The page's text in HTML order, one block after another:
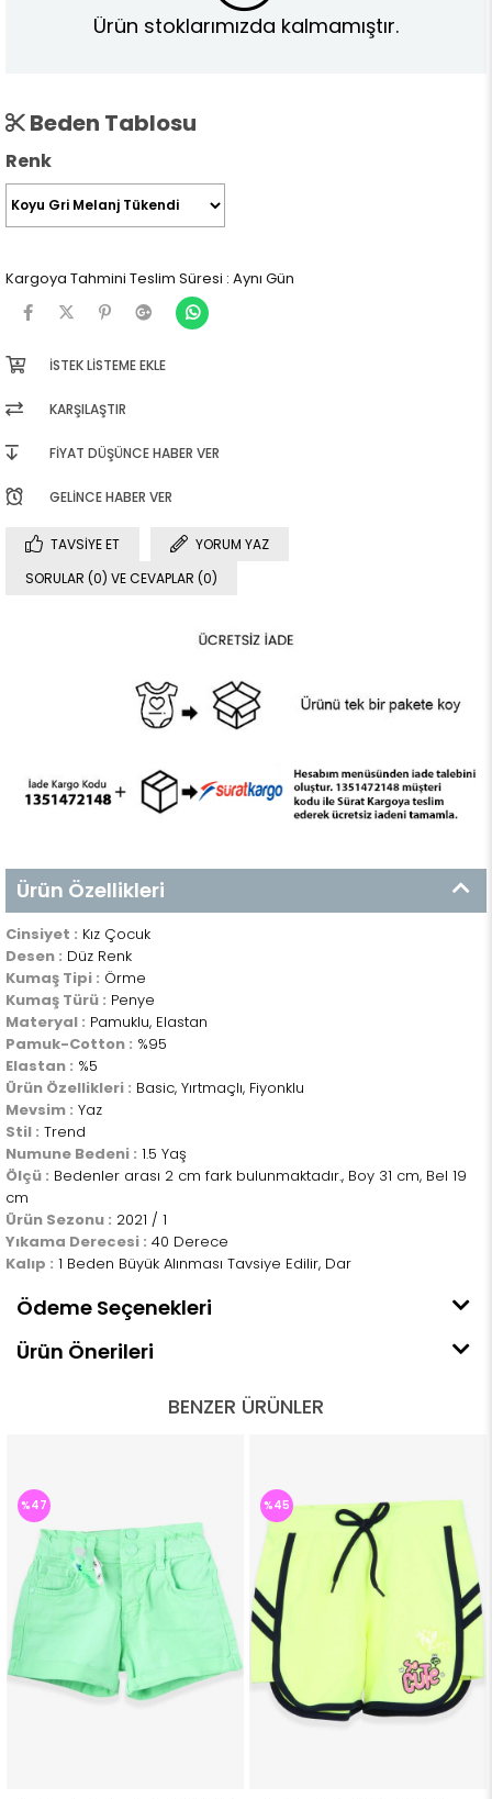
Ürün stoklarımızda kalmamıştır.
Beden Tablosu
Renk
Kargoya Tahmini Teslim Süresi : Aynı Gün
İSTEK LISTEME EKLE
KARŞILAŞTIR
FIYAT DÜŞÜNCE HABER VER
GELINCE HABER VER
TAVSIYE ET
YORUM YAZ
SORULAR (0) VE CEVAPLAR (0)
Ürün Özellikleri
Cinsiyet : Kız Çocuk
Desen : Düz Renk
Kumaş Tipi : Örme
Kumaş Türü : Penye
Materyal : Pamuklu, Elastan
Pamuk-Cotton : %95
Elastan : %5
Ürün Özellikleri : Basic, Yırtmaçlı, Fiyonklu
Mevsim : Yaz
Stil : Trend
Numune Bedeni : 1.5 Yaş
Ölçü : Bedenler arası 2 cm fark bulunmaktadır., Boy 31 cm, Bel 19
cm
Ürün Sezonu : 2021 / 1
Yıkama Derecesi : 40 Derece
Kalıp : 1 Beden Büyük Alınması Tavsiye Edilir, Dar
Ödeme Seçenekleri
Ürün Önerileri
BENZER ÜRÜNLER
%47 %45